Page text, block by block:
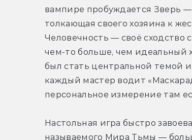
вампире пробуждается Зверь
толкающая своего хозяина к
Человечность — своё сходство
чем-то больше, чем идеальный
был стать центральной темой
каждый мастер водит
персональное измерение там
Настольная игра быстро
называемого Мира Тьмы —